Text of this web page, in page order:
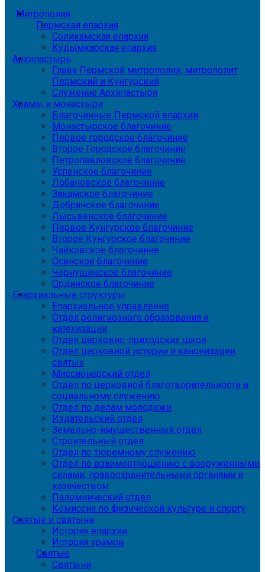
Митрополия
Пермская епархия
Соликамская епархия
Кудымкарская епархия
Архипастырь
Глава Пермской митрополии, митрополит
Пермский и Кунгурский
Служение Архипастыря
Храмы и монастыри
Благочинные Пермской епархии
Монастырское благочиние
Первое городское благочиние
Второе Городское благочиние
Петропавловское благочиние
Успенское благочиние
Лобановское благочиние
Закамское благочиние
Добрянское благочиние
Лысьвенское благочиние
Первое Кунгурское благочиние
Второе Кунгурское благочиние
Чайковское благочиние
Осинское благочиние
Чернушинское благочиние
Ординское благочиние
Епархиальные структуры
Епархиальное управление
Отдел религиозного образования и
катехизации
Отдел церковно-приходских школ
Отдел церковной истории и канонизации
святых
Миссионерский отдел
Отдел по церковной благотворительности и
социальному служению
Отдел по делам молодежи
Издательский отдел
Земельно-имущественный отдел
Строительный отдел
Отдел по тюремному служению
Отдел по взаимоотношению с вооруженными
силами, правоохранительными органами и
казачеством
Паломнический отдел
Комиссия по физической культуре и спорту
Святые и святыни
История епархии
История храмов
Святые
Святыни